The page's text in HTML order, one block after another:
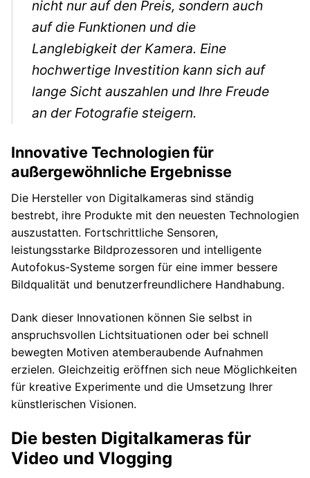
nicht nur auf den Preis, sondern auch
auf die Funktionen und die
Langlebigkeit der Kamera. Eine
hochwertige Investition kann sich auf
lange Sicht auszahlen und Ihre Freude
an der Fotografie steigern.
Innovative Technologien für
außergewöhnliche Ergebnisse
Die Hersteller von Digitalkameras sind ständig
bestrebt, ihre Produkte mit den neuesten Technologien
auszustatten. Fortschrittliche Sensoren,
leistungsstarke Bildprozessoren und intelligente
Autofokus-Systeme sorgen für eine immer bessere
Bildqualität und benutzerfreundlichere Handhabung.
Dank dieser Innovationen können Sie selbst in
anspruchsvollen Lichtsituationen oder bei schnell
bewegten Motiven atemberaubende Aufnahmen
erzielen. Gleichzeitig eröffnen sich neue Möglichkeiten
für kreative Experimente und die Umsetzung Ihrer
künstlerischen Visionen.
Die besten Digitalkameras für
Video und Vlogging